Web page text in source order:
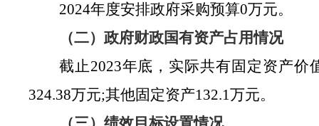
2024年度安排政府采购预算0万元。
（二）政府财政国有资产占用情况
截止2023年底，实际共有固定资产价
324.38万元;其他固定资产132.1万元。